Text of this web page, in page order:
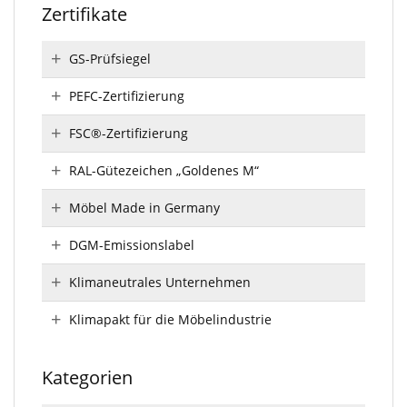
Zertifikate
GS-Prüfsiegel
PEFC-Zertifizierung
FSC®-Zertifizierung
RAL-Gütezeichen „Goldenes M“
Möbel Made in Germany
DGM-Emissionslabel
Klimaneutrales Unternehmen
Klimapakt für die Möbelindustrie
Kategorien